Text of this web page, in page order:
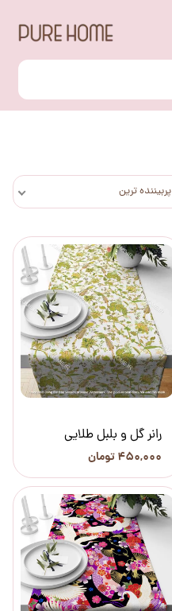
پربیننده ترین
رانر گل و بلبل طلایی
۴۵۰,۰۰۰ تومان